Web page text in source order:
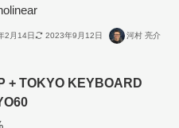
2月14日 2023年9月12日 河村 亮介
+ TOKYO KEYBOARD